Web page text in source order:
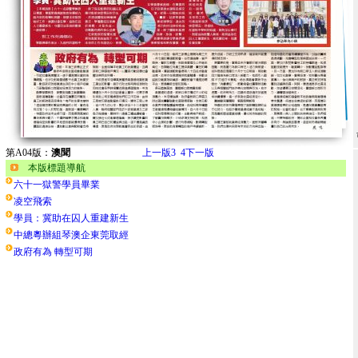
第A04版： 澳聞 上一版3 4下一版
本版標題導航
六十一獄警學員畢業
凌空飛索
學員：冀助在囚人重建新生
中總粵辦組琴澳企東莞取經
政府有為 轉型可期